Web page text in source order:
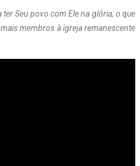
ter Seu povo com Ele na glória, o que
membros à igreja remanescente